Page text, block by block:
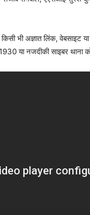
भी अज्ञात लिंक, वेबसाइट
या नजदीकी साइबर थाना